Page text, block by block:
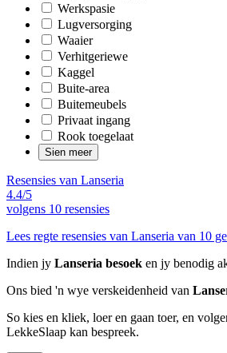
Werkspasie
Lugversorging
Waaier
Verhitgeriewe
Kaggel
Buite-area
Buitemeubels
Privaat ingang
Rook toegelaat
Sien meer
Resensies van Lanseria
4.4/5
volgens 10 resensies
Lees regte resensies van Lanseria van 10
Indien jy Lanseria besoek en jy benodig
Ons bied 'n wye verskeidenheid van
So kies en kliek, loer en gaan toer, en
LekkeSlaap kan bespreek.